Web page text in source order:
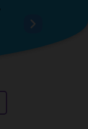
والمجوهرات